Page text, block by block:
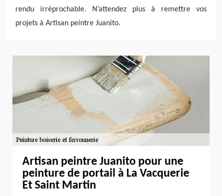
rendu irréprochable. N’attendez plus à remettre vos
projets à Artisan peintre Juanito.
Artisan peintre Juanito pour une
peinture de portail à La Vacquerie
Et Saint Martin